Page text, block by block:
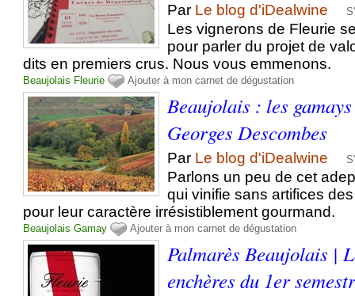
Par Le blog d'iDealwine
Les vignerons de Fleurie
pour parler du projet de
dits en premiers crus. Nous vous emmenons.
Beaujolais Fleurie Ajouter à mon carnet de dégustation
Beaujolais : les
Georges Descombes
Par Le blog d'iDealwine
Parlons un peu de cet
qui vinifie sans artifices
pour leur caractère irrésistiblement gourmand.
Beaujolais Gamay Ajouter à mon carnet de dégustation
Palmarès Beaujolais |
enchères du 1er